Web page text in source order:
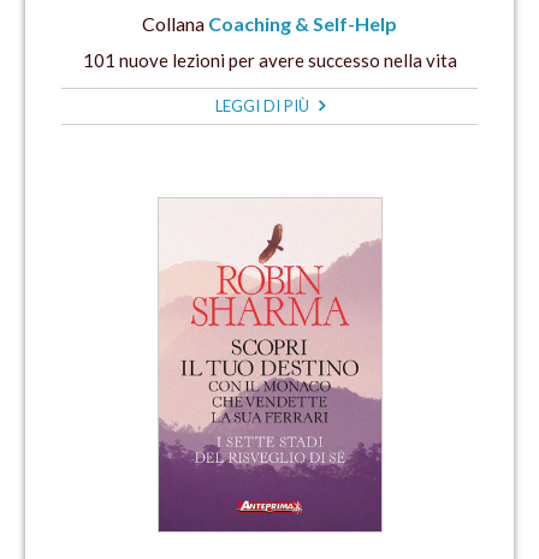
Collana Coaching & Self-Help
101 nuove lezioni per avere successo nella vita
LEGGI DI PIÙ